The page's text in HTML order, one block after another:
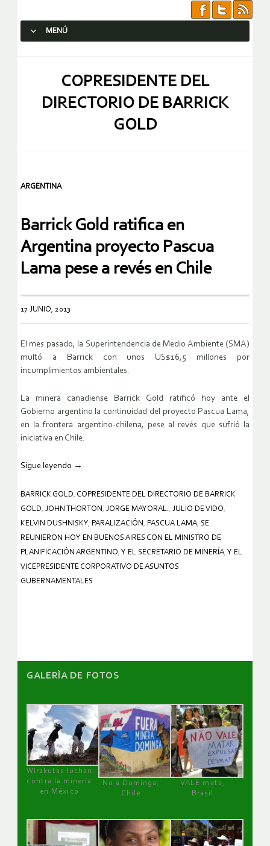
MENÚ
COPRESIDENTE DEL
DIRECTORIO DE BARRICK
GOLD
ARGENTINA
Barrick Gold ratifica en
Argentina proyecto Pascua
Lama pese a revés en Chile
17 JUNIO, 2013
El mes pasado, la Superintendencia de Medio Ambiente (SMA)
multó a Barrick con unos US$16,5 millones por
incumplimientos ambientales.
La minera canadiense Barrick Gold ratificó hoy ante el
Gobierno argentino la continuidad del proyecto Pascua Lama,
en la frontera argentino-chilena, pese al revés que sufrió la
iniciativa en Chile.
Sigue leyendo →
BARRICK GOLD, COPRESIDENTE DEL DIRECTORIO DE BARRICK
GOLD, JOHN THORTON , JORGE MAYORAL., JULIO DE VIDO,
KELVIN DUSHNISKY, PARALIZACIÓN , PASCUA LAMA, SE
REUNIERON HOY EN BUENOS AIRES CON EL MINISTRO DE
PLANIFICACIÓN ARGENTINO, Y EL SECRETARIO DE MINERÍA, Y EL
VICEPRESIDENTE CORPORATIVO DE ASUNTOS
GUBERNAMENTALES
GALERÌA DE FOTOS
Wirakutas luchan
contra la minería
en México
No a Dominga,
Chile
VALE mata,
Brasil